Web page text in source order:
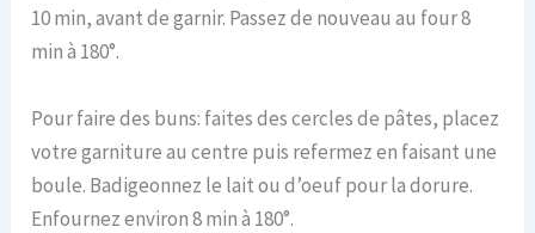
10 min, avant de garnir. Passez de nouveau au four 8
min à 180°.
Pour faire des buns: faites des cercles de pâtes, placez
votre garniture au centre puis refermez en faisant une
boule. Badigeonnez le lait ou d’oeuf pour la dorure.
Enfournez environ 8 min à 180°.